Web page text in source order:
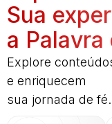
Sua
a Palavra
Explore
e enriquecem
sua jornada de fé.